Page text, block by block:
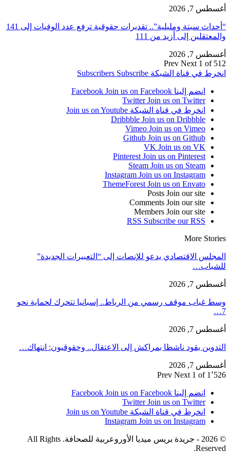
أغسطس 7, 2026
“أحداث سبتة ومليلية”.. تقديرات حقوقية ترفع عدد الوفيات إلى 141
والمعتقلين إلى أزيد من 111
أغسطس 7, 2026
Prev Next 1 of 512
انخرط في قناة الشبكة
Subscribers Subscribe
انضم إلينا Facebook Join us on Facebook
Twitter Join us on Twitter
انخرط في قناة الشبكة Join us on Youtube
Dribbble Join us on Dribbble
Vimeo Join us on Vimeo
Github Join us on Github
VK Join us on VK
Pinterest Join us on Pinterest
Steam Join us on Steam
Instagram Join us on Instagram
ThemeForest Join us on Envato
Posts Join our site
Comments Join our site
Members Join our site
RSS Subscribe our RSS
More Stories
المجلس الاقتصادي يدعو للإنصات إلى “التعبيرات الجديدة”
للشباب…
أغسطس 7, 2026
وسط غياب موقف رسمي من الرباط.. إسبانيا تتحرك لحماية نحو
7…
أغسطس 7, 2026
التدوين يقود ناشطا بمراكش إلى الاعتقال.. وحقوقيون: انتهاك…
أغسطس 7, 2026
Prev Next 1 of 1٬526
انضم إلينا Facebook Join us on Facebook
Twitter Join us on Twitter
انخرط في قناة الشبكة Join us on Youtube
Instagram Join us on Instagram
© 2026 - جريدة بريس ميديا الأوروعربية للصحافة. All Rights
Reserved.